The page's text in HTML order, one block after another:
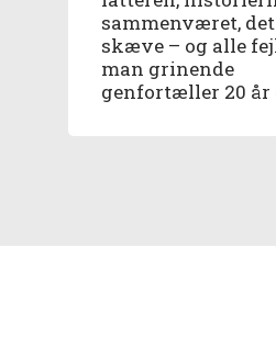
sammenværet, det
skæve – og alle
man grinende
genfortæller 20 år